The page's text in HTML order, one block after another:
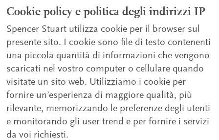
Cookie policy e politica degli indirizzi IP
Spencer Stuart utilizza cookie per il browser sul
presente sito. I cookie sono file di testo contenenti
una piccola quantità di informazioni che vengono
scaricati nel vostro computer o cellulare quando
visitate un sito web. Utilizziamo i cookie per
fornire un’esperienza di maggiore qualità, più
rilevante, memorizzando le preferenze degli utenti
e monitorando gli user trend e per fornire i servizi
da voi richiesti.